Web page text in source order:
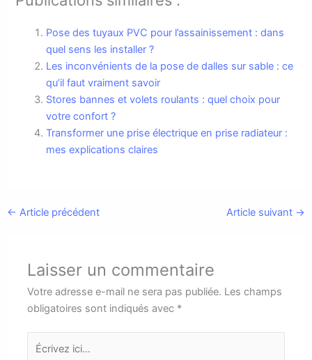
Pose des tuyaux PVC pour l’assainissement : dans
quel sens les installer ?
Les inconvénients de la pose de dalles sur sable : ce
qu’il faut vraiment savoir
Stores bannes et volets roulants : quel choix pour
votre confort ?
Transformer une prise électrique en prise radiateur :
mes explications claires
← Article précédent Article suivant →
Laisser un commentaire
Votre adresse e-mail ne sera pas publiée. Les champs
obligatoires sont indiqués avec *
Écrivez
ici…